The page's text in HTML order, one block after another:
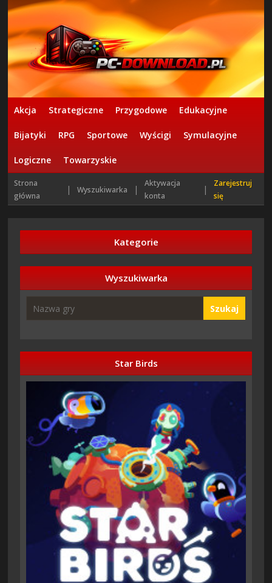
Akcja Strategiczne Przygodowe Edukacyjne
Bijatyki RPG Sportowe Wyścigi Symulacyjne
Logiczne Towarzyskie
Strona
główna
| Wyszukiwarka |
Aktywacja
konta
|
Zarejestruj
się
Kategorie
Wyszukiwarka
Szukaj
Star Birds